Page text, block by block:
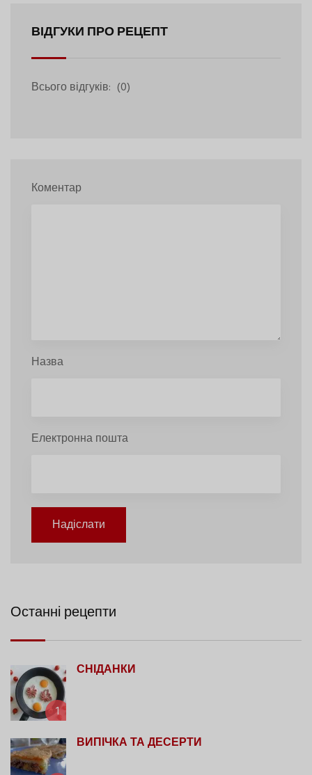
ВІДГУКИ ПРО РЕЦЕПТ
Всього відгуків: (0)
Коментар
Назва
Електронна пошта
Надіслати
Останні рецепти
1
СНІДАНКИ
ВИПІЧКА ТА ДЕСЕРТИ